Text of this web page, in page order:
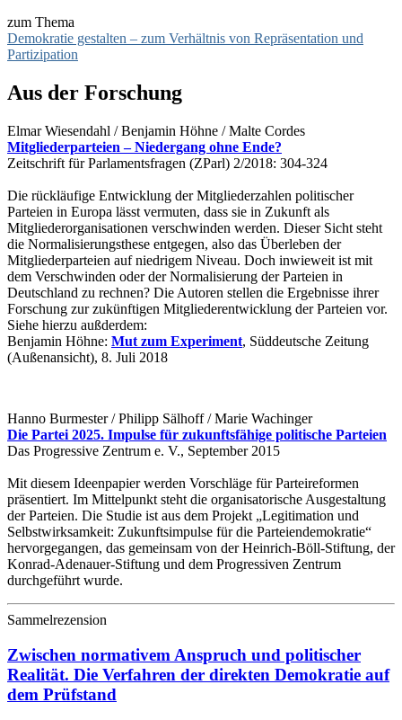
zum Thema
Demokratie gestalten – zum Verhältnis von Repräsentation und
Partizipation
Aus der Forschung
Elmar Wiesendahl / Benjamin Höhne / Malte Cordes
Mitgliederparteien – Niedergang ohne Ende?
Zeitschrift für Parlamentsfragen (ZParl) 2/2018: 304-324
Die rückläufige Entwicklung der Mitgliederzahlen politischer
Parteien in Europa lässt vermuten, dass sie in Zukunft als
Mitgliederorganisationen verschwinden werden. Dieser Sicht steht
die Normalisierungsthese entgegen, also das Überleben der
Mitgliederparteien auf niedrigem Niveau. Doch inwieweit ist mit
dem Verschwinden oder der Normalisierung der Parteien in
Deutschland zu rechnen? Die Autoren stellen die Ergebnisse ihrer
Forschung zur zukünftigen Mitgliederentwicklung der Parteien vor.
Siehe hierzu außderdem:
Benjamin Höhne: Mut zum Experiment, Süddeutsche Zeitung
(Außenansicht), 8. Juli 2018
Hanno Burmester / Philipp Sälhoff / Marie Wachinger
Die Partei 2025. Impulse für zukunftsfähige politische Parteien
Das Progressive Zentrum e. V., September 2015
Mit diesem Ideenpapier werden Vorschläge für Parteireformen
präsentiert. Im Mittelpunkt steht die organisatorische Ausgestaltung
der Parteien. Die Studie ist aus dem Projekt „Legitimation und
Selbstwirksamkeit: Zukunftsimpulse für die Parteiendemokratie“
hervorgegangen, das gemeinsam von der Heinrich-Böll-Stiftung, der
Konrad-Adenauer-Stiftung und dem Progressiven Zentrum
durchgeführt wurde.
Sammelrezension
Zwischen normativem Anspruch und politischer
Realität. Die Verfahren der direkten Demokratie auf
dem Prüfstand